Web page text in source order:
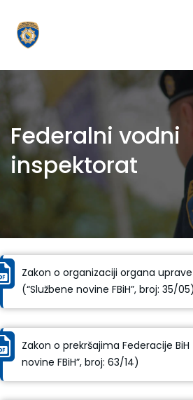
Federalni vodni
inspektorat
Zakon o organizaciji organa uprave
(“Službene novine FBiH”, broj: 35/05)
Zakon o prekršajima Federacije BiH
novine FBiH”, broj: 63/14)